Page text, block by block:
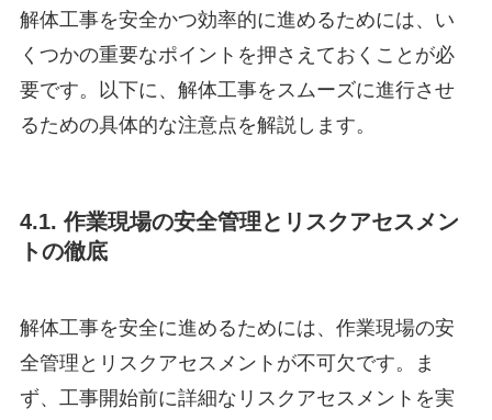
解体工事を安全かつ効率的に進めるためには、い
くつかの重要なポイントを押さえておくことが必
要です。以下に、解体工事をスムーズに進行させ
るための具体的な注意点を解説します。
4.1. 作業現場の安全管理とリスクアセスメン
トの徹底
解体工事を安全に進めるためには、作業現場の安
全管理とリスクアセスメントが不可欠です。ま
ず、工事開始前に詳細なリスクアセスメントを実